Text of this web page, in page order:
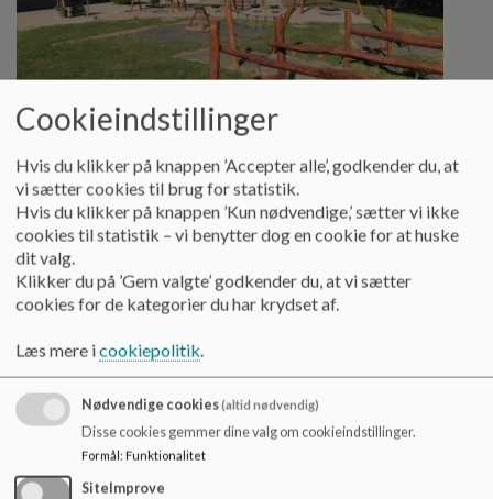
Organisering
På Ellekildeskolen går der 255 elever, fordelt på 14
almenklasser fra bhk. til 6. klassetrin. Skolen har ca. 40
ansatte og en Base for elever med særlige
udfordringer.
Cookieindstillinger
Hvis du klikker på knappen ’Accepter alle’, godkender du, at
vi sætter cookies til brug for statistik.
Hvis du klikker på knappen ’Kun nødvendige,’ sætter vi ikke
cookies til statistik – vi benytter dog en cookie for at huske
dit valg.
Klikker du på ’Gem valgte’ godkender du, at vi sætter
cookies for de kategorier du har krydset af.
Læs mere icookiepolitik.
Nødvendige cookies(altid nødvendig)
Disse cookies gemmer dine valg om cookieindstillinger.
Formål: Funktionalitet
SiteImprove